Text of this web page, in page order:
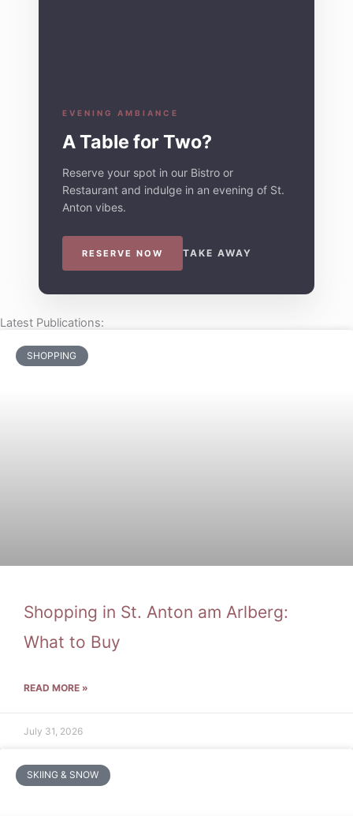
EVENING AMBIANCE
A Table for Two?
Reserve your spot in our Bistro or
Restaurant and indulge in an evening of St.
Anton vibes.
RESERVE NOW TAKE AWAY
Latest Publications:
SHOPPING
Shopping in St. Anton am Arlberg:
What to Buy
READ MORE »
July 31, 2026
SKIING & SNOW